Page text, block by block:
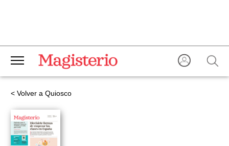
< Volver a Quiosco